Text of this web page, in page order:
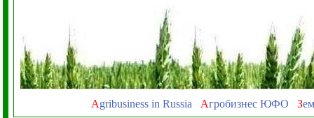
Agribusiness in Russia Агробизнес ЮФО З